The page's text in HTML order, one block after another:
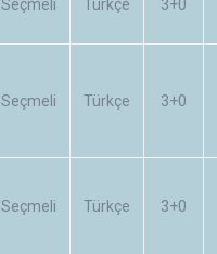
Seçmeli Türkçe 3+0
Seçmeli Türkçe 3+0
Seçmeli Türkçe 3+0